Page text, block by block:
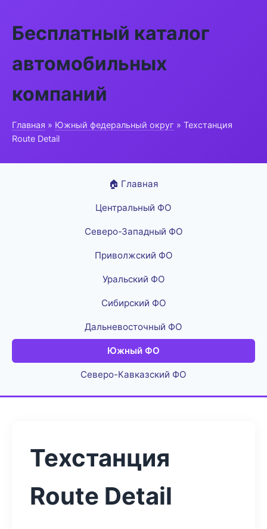
Бесплатный каталог
автомобильных
компаний
Главная » Южный федеральный округ » Техстанция
Route Detail
🏠 Главная
Центральный ФО
Северо-Западный ФО
Приволжский ФО
Уральский ФО
Сибирский ФО
Дальневосточный ФО
Южный ФО
Северо-Кавказский ФО
Техстанция
Route Detail